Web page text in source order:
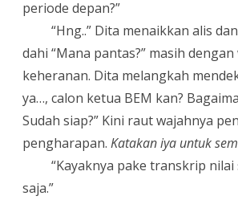
periode depan?”
“Hng..” Dita menaikkan alis
dahi “Mana pantas?” masih
keheranan. Dita melangkah
ya…, calon ketua BEM kan?
Sudah siap?” Kini raut wajahnya
pengharapan. Katakan iya untuk
“Kayaknya pake transkrip
saja.”